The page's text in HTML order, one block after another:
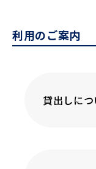
利用のご案内
貸出しにつ